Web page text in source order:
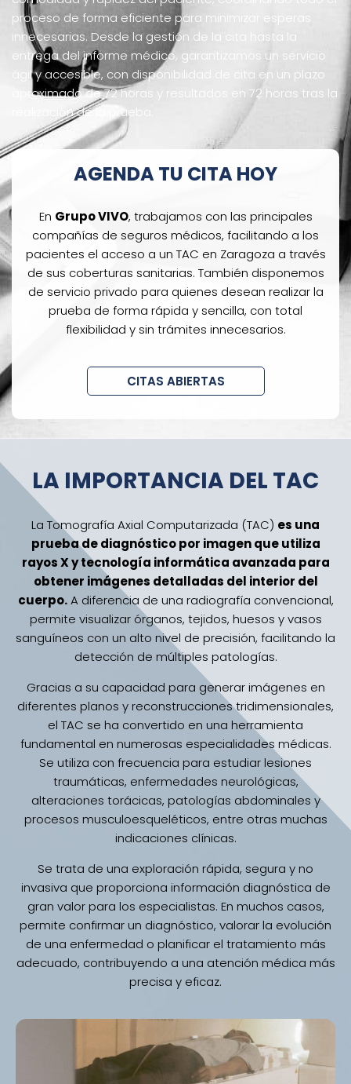
proceso de forma eficiente para minimizar esperas
innecesarias. Desde la gestión de la cita hasta la
entrega del informe médico, garantizamos un servicio
ágil y accesible, con disponibilidad de cita en un plazo
aproximado de 72 horas y resultados en 72 horas tras la
realización de la prueba.
AGENDA TU CITA HOY
En Grupo VIVO, trabajamos con las principales
compañías de seguros médicos, facilitando a los
pacientes el acceso a un TAC en Zaragoza a través
de sus coberturas sanitarias. También disponemos
de servicio privado para quienes desean realizar la
prueba de forma rápida y sencilla, con total
flexibilidad y sin trámites innecesarios.
CITAS ABIERTAS
LA IMPORTANCIA DEL TAC
La Tomografía Axial Computarizada (TAC) es una
prueba de diagnóstico por imagen que utiliza
rayos X y tecnología informática avanzada para
obtener imágenes detalladas del interior del
cuerpo.A diferencia de una radiografía convencional,
permite visualizar órganos, tejidos, huesos y vasos
sanguíneos con un alto nivel de precisión, facilitando la
detección de múltiples patologías.
Gracias a su capacidad para generar imágenes en
diferentes planos y reconstrucciones tridimensionales,
el TAC se ha convertido en una herramienta
fundamental en numerosas especialidades médicas.
Se utiliza con frecuencia para estudiar lesiones
traumáticas, enfermedades neurológicas,
alteraciones torácicas, patologías abdominales y
procesos musculoesqueléticos, entre otras muchas
indicaciones clínicas.
Se trata de una exploración rápida, segura y no
invasiva que proporciona información diagnóstica de
gran valor para los especialistas. En muchos casos,
permite confirmar un diagnóstico, valorar la evolución
de una enfermedad o planificar el tratamiento más
adecuado, contribuyendo a una atención médica más
precisa y eficaz.